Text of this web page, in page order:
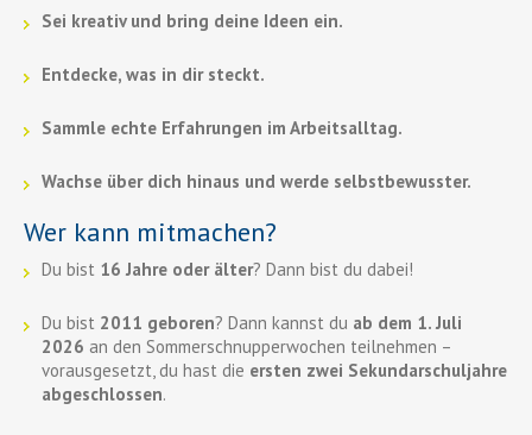
Sei kreativ und bring deine Ideen ein.
Entdecke, was in dir steckt.
Sammle echte Erfahrungen im Arbeitsalltag.
Wachse über dich hinaus und werde selbstbewusster.
Wer kann mitmachen?
Du bist 16 Jahre oder älter? Dann bist du dabei!
Du bist 2011 geboren? Dann kannst du ab dem 1. Juli
2026 an den Sommerschnupperwochen teilnehmen –
vorausgesetzt, du hast die ersten zwei Sekundarschuljahre
abgeschlossen.